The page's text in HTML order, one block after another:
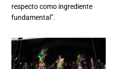
respecto como ingrediente
fundamental”.